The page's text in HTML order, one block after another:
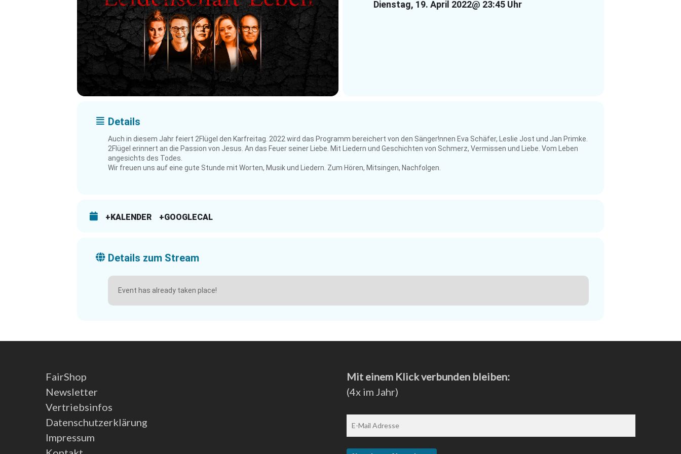
Dienstag, 19. April 2022@ 23:45 Uhr
Details
Auch in diesem Jahr feiert 2Flügel den Karfreitag. 2022 wird das Programm bereichert von den Sänger!nnen Eva Schäfer, Leslie Jost und Jan Primke.
2Flügel erinnert an die Passion von Jesus. An das Feuer seiner Liebe. Mit Liedern und Geschichten von Schmerz, Vermissen und Liebe. Vom Leben
angesichts des Todes.
Wir freuen uns auf eine gute Stunde mit Worten, Musik und Liedern. Zum Hören, Mitsingen, Nachfolgen.
+KALENDER +GOOGLECAL
Details zum Stream
Event has already taken place!
FairShop
Newsletter
Vertriebsinfos
Datenschutzerklärung
Impressum
Mit einem Klick verbunden bleiben:
(4x im Jahr)